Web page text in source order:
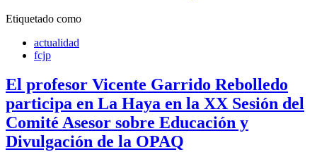
Etiquetado como
actualidad
fcjp
El profesor Vicente Garrido Rebolledo
participa en La Haya en la XX Sesión del
Comité Asesor sobre Educación y
Divulgación de la OPAQ